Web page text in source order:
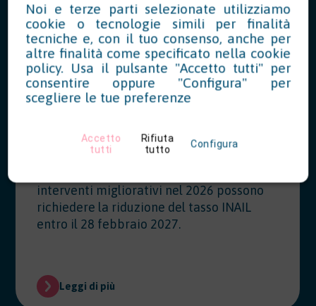
News in Evidenza
Modello OT23 2027: riduzione del
07/28/2026
interventi migliorativi nel 2026 possono
richiedere la riduzione del tasso INAIL
entro il 28 febbraio 2027.
Leggi di più
Noi e terze parti selezionate utilizziamo
cookie o tecnologie simili per finalità
tecniche e, con il tuo consenso, anche per
altre finalità come specificato nella cookie
policy. Usa il pulsante "Accetto tutti" per
consentire oppure "Configura" per
scegliere le tue preferenze
Accetto
tutti
Rifiuta
tutto
Configura